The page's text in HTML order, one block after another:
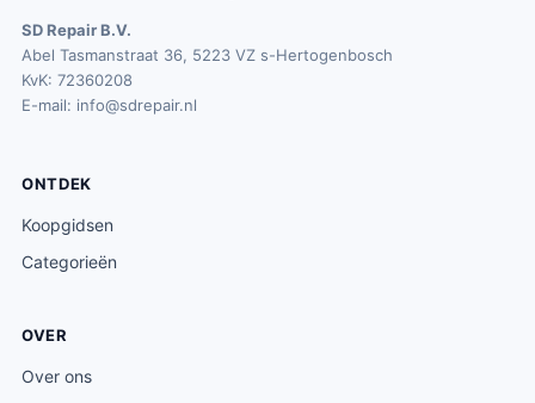
.
SD Repair B.V.
Abel Tasmanstraat 36, 5223 VZ s-Hertogenbosch
KvK: 72360208
E-mail: info@sdrepair.nl
ONTDEK
Koopgidsen
Categorieën
OVER
Over ons